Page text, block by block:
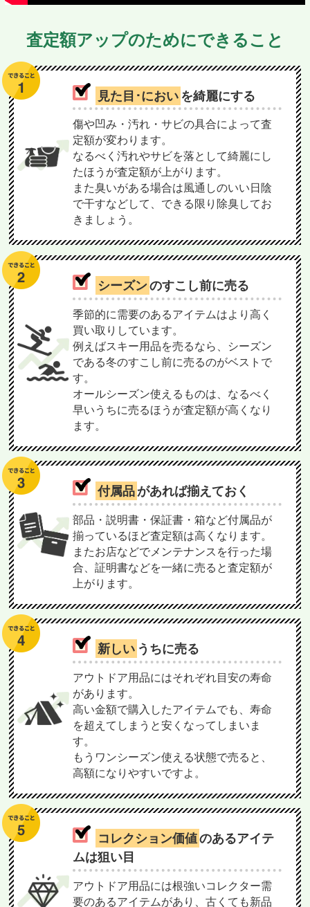
査定額アップのためにできること
見た目･におい を綺麗にする
傷や凹み・汚れ・サビの具合によって査
定額が変わります。
なるべく汚れやサビを落として綺麗にし
たほうが査定額が上がります。
また臭いがある場合は風通しのいい日陰
で干すなどして、できる限り除臭してお
きましょう。
シーズンのすこし前に売る
季節的に需要のあるアイテムはより高く
買い取りしています。
例えばスキー用品を売るなら、シーズン
である冬のすこし前に売るのがベストで
す。
オールシーズン使えるものは、なるべく
早いうちに売るほうが査定額が高くなり
ます。
付属品があれば揃えておく
部品・説明書・保証書・箱など付属品が
揃っているほど査定額は高くなります。
またお店などでメンテナンスを行った場
合、証明書などを一緒に売ると査定額が
上がります。
新しい うちに売る
アウトドア用品にはそれぞれ目安の寿命
があります。
高い金額で購入したアイテムでも、寿命
を超えてしまうと安くなってしまいま
す。
もうワンシーズン使える状態で売ると、
高額になりやすいですよ。
コレクション価値のあるアイテ
ムは狙い目
アウトドア用品には根強いコレクター需
要のあるアイテムがあり、古くても新品